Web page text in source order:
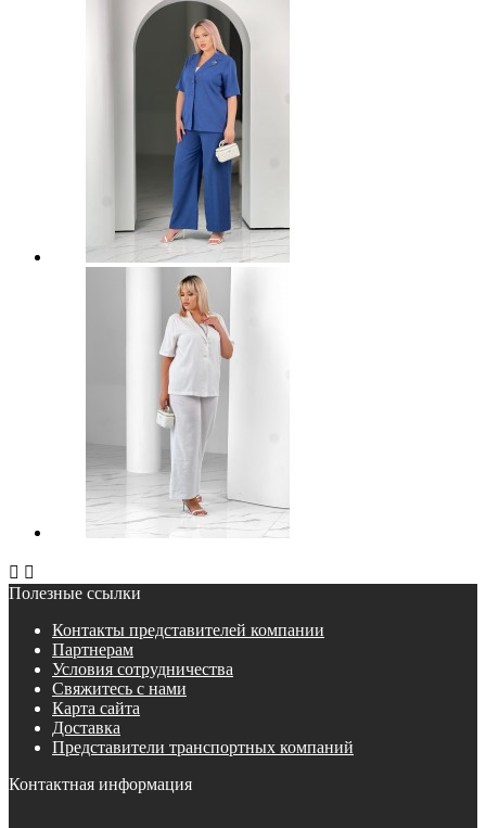
 
Полезные ссылки
Контакты представителей компании
Партнерам
Условия сотрудничества
Свяжитесь с нами
Карта сайта
Доставка
Представители транспортных компаний
Контактная информация